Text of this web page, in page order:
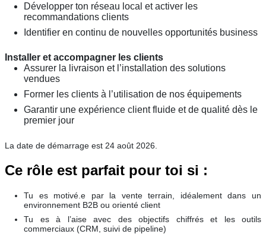
Développer ton réseau local et activer les
recommandations clients
Identifier en continu de nouvelles opportunités business
Installer et accompagner les clients
Assurer la livraison et l’installation des solutions
vendues
Former les clients à l’utilisation de nos équipements
Garantir une expérience client fluide et de qualité dès le
premier jour
La date de démarrage est 24 août 2026.
Ce rôle est parfait pour toi si :
Tu es motivé.e par la vente terrain, idéalement dans un
environnement B2B ou orienté client
Tu es à l’aise avec des objectifs chiffrés et les outils
commerciaux (CRM, suivi de pipeline)